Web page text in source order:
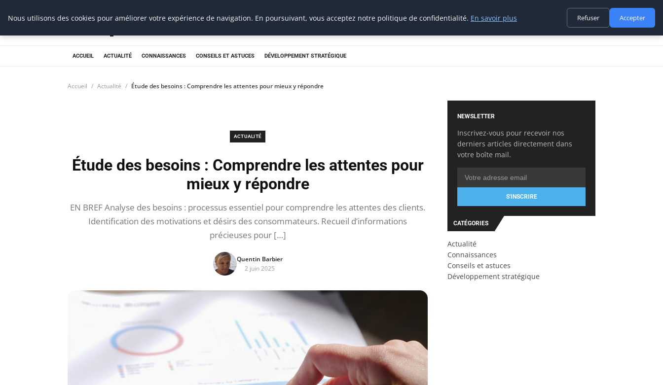
Prospection Pro
ACCUEIL ACTUALITÉ CONNAISSANCES CONSEILS ET ASTUCES DÉVELOPPEMENT STRATÉGIQUE
Accueil Actualité Étude des besoins : Comprendre les attentes pour mieux y répondre
ACTUALITÉ
Étude des besoins : Comprendre les attentes pour
mieux y répondre
EN BREF Analyse des besoins : processus essentiel pour comprendre les attentes des clients.
Identification des motivations et désirs des consommateurs. Recueil d’informations
précieuses pour […]
Quentin Barbier
2 juin 2025
NEWSLETTER
Inscrivez-vous pour recevoir nos
derniers articles directement dans
votre boîte mail.
S'INSCRIRE
CATÉGORIES
Actualité
Connaissances
Conseils et astuces
Développement stratégique
Nous utilisons des cookies pour améliorer votre expérience de navigation. En poursuivant, vous acceptez notre politique de confidentialité. En savoir plus Refuser Accepter